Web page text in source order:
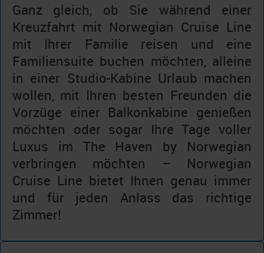
Ganz gleich, ob Sie während einer
Kreuzfahrt mit Norwegian Cruise Line
mit Ihrer Familie reisen und eine
Familiensuite buchen möchten, alleine
in einer Studio-Kabine Urlaub machen
wollen, mit Ihren besten Freunden die
Vorzüge einer Balkonkabine genießen
möchten oder sogar Ihre Tage voller
Luxus im The Haven by Norwegian
verbringen möchten – Norwegian
Cruise Line bietet Ihnen genau immer
und für jeden Anlass das richtige
Zimmer!